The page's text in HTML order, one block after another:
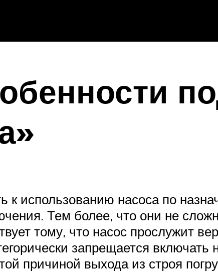
к использованию насоса по
Тем более, что они не
тому, что насос прослужит
запрещается
причиной выхода из строя